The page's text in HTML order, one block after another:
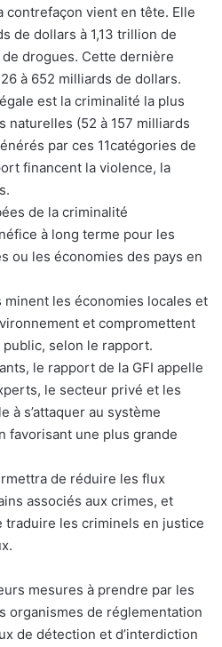
contrefaçon vient en tête. Elle
de dollars à 1,13 trillion de
drogues. Cette dernière
à 652 milliards de dollars.
est la criminalité la plus
naturelles (52 à 157 milliards
par ces 11catégories de
financent la violence, la
de la criminalité
à long terme pour les
ou les économies des pays en
les économies locales et
et compromettent
selon le rapport.
le rapport de la GFI appelle
le secteur privé et les
à s’attaquer au système
favorisant une plus grande
de réduire les flux
associés aux crimes, et
traduire les criminels en justice
mesures à prendre par les
organismes de réglementation
de détection et d’interdiction